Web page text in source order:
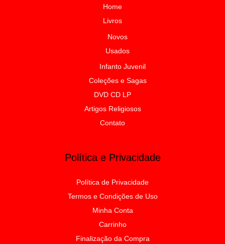
Home
Livros
Novos
Usados
Infanto Juvenil
Coleções e Sagas
DVD CD LP
Artigos Religiosos
Contato
Política e Privacidade
Política de Privacidade
Termos e Condições de Uso
Minha Conta
Carrinho
Finalização da Compra